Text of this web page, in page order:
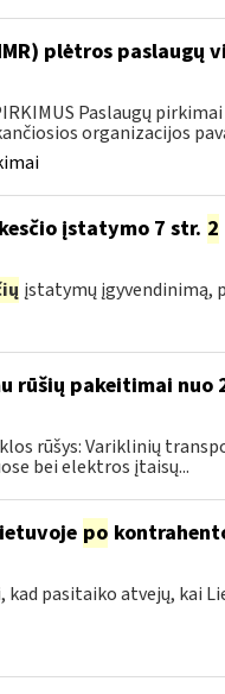
plėtros paslaugų
Paslaugų
organizacijos
įstatymo 7 str. 2
įstatymų įgyvendinimą,
rūšių pakeitimai nuo
rūšys: Variklinių
bei elektros įtaisų...
po
pasitaiko atvejų, kai